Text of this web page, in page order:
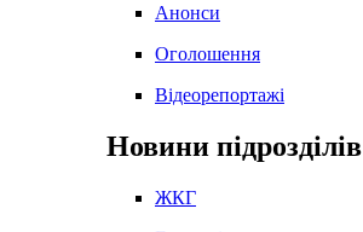
Анонси
Оголошення
Відеорепортажі
Новини підрозділів
ЖКГ